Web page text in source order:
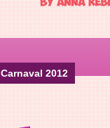
Carnaval 2012